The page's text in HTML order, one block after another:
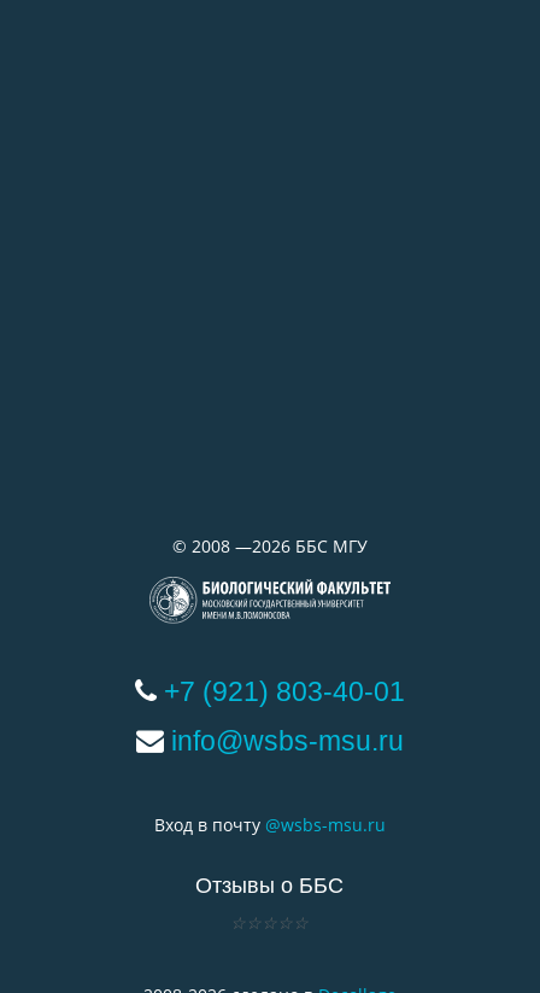
© 2008 —2026 ББС МГУ
+7 (921) 803-40-01
info@wsbs-msu.ru
Вход в почту @wsbs-msu.ru
Отзывы о ББС
☆ ☆ ☆ ☆ ☆